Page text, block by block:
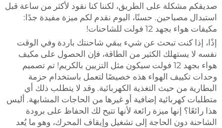
صديقكم مشكلة على الطريق، لكننا كنا نقود لأكثر من ساعة قبل
استبدال مصباحين. حسنًا، اليوم نقدم لكم ميزة مفيدة جدًا:
مكيفات هواء بجهد 12 فولت للشاحنات!
إذًا، إذا كنت تبحث عن شيء يبقي شاحنتك باردة وفي الوقت
نفسه لا يستهلك الكثير من الطاقة، فإن الحصول على مكيف
هواء بجهد 12 فولت سيكون مثل التزيين بالكريم! تم تصميم
وحدات تكييف الهواء هذه خصيصًا لتعمل باستخدام حزمة
البطارية من حيث التغذية الكهربائية. وقد لا يتطلب ذلك أي
متطلبات كهربائية إضافية أو غيرها من الحاجات المشابهة. أليس
هذا رائعًا؟ إنها ميزة رائعة لأنها تتيح لك الحفاظ على برودة
الشاحنة دون الحاجة إلى تشغيل وإيقاف المحرك، وهو ما يُعد